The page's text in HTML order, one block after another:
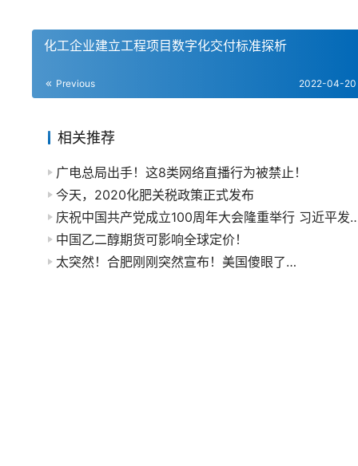
化工企业建立工程项目数字化交付标准探析
Previous 2022-04-20
相关推荐
广电总局出手！这8类网络直播行为被禁止！
今天，2020化肥关税政策正式发布
庆祝中国共产党成立100周年
中国乙二醇期货可影响全球定价！
太突然！合肥刚刚突然宣布！美国傻眼了…